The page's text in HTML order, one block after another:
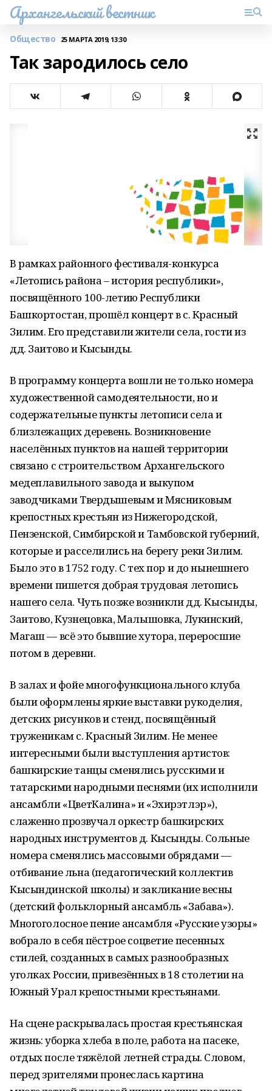
Архангельский вестник
Общество 25 МАРТА 2019, 13:30
Так зародилось село
В рамках районного фестиваля-конкурса
«Летопись района – история республики»,
посвящённого 100-летию Республики
Башкортостан, прошёл концерт в с. Красный
Зилим. Его представили жители села, гости из
дд. Заитово и Кысынды.
В программу концерта вошли не только номера
художественной самодеятельности, но и
содержательные пункты летописи села и
близлежащих деревень. Возникновение
населённых пунктов на нашей территории
связано с строительством Архангельского
медеплавильного завода и выкупом
заводчиками Твердышевым и Мясниковым
крепостных крестьян из Нижегородской,
Пензенской, Симбирской и Тамбовской губерний,
которые и расселились на берегу реки Зилим.
Было это в 1752 году. С тех пор и до нынешнего
времени пишется добрая трудовая летопись
нашего села. Чуть позже возникли дд. Кысынды,
Заитово, Кузнецовка, Малышовка, Лукинский,
Магаш — всё это бывшие хутора, переросшие
потом в деревни.
В залах и фойе многофункционального клуба
были оформлены яркие выставки рукоделия,
детских рисунков и стенд, посвящённый
труженикам с. Красный Зилим. Не менее
интересными были выступления артистов:
башкирские танцы сменялись русскими и
татарскими народными песнями (их исполнили
ансамбли «ЦветКалина» и «Эхирэтлэр»),
слаженно прозвучал оркестр башкирских
народных инструментов д. Кысынды. Сольные
номера сменялись массовыми обрядами —
отбивание льна (педагогический коллектив
Кысындинской школы) и закликание весны
(детский фольклорный ансамбль «Забава»).
Многоголосное пение ансамбля «Русские узоры»
вобрало в себя пёстрое соцветие песенных
стилей, созданных в самых разнообразных
уголках России, привезённых в 18 столетии на
Южный Урал крепостными крестьянами.
На сцене раскрывалась простая крестьянская
жизнь: уборка хлеба в поле, работа на пасеке,
отдых после тяжёлой летней страды. Словом,
перед зрителями пронеслась картина